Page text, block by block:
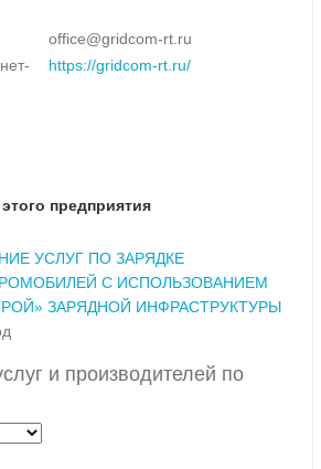
office@gridcom-rt.ru
https://gridcom-rt.ru/
предприятия
УСЛУГ ПО ЗАРЯДКЕ
С ИСПОЛЬЗОВАНИЕМ
ЗАРЯДНОЙ ИНФРАСТРУКТУРЫ
и производителей по